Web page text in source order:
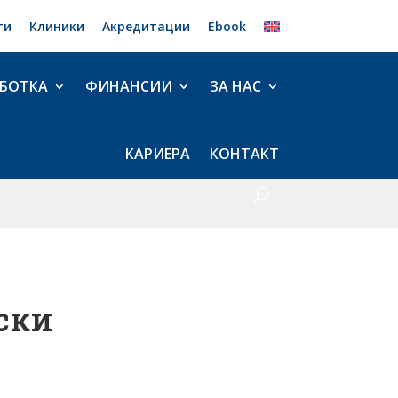
Клиники Акредитации Ebook
ФИНАНСИИ ЗА НАС
КАРИЕРА КОНТАКТ